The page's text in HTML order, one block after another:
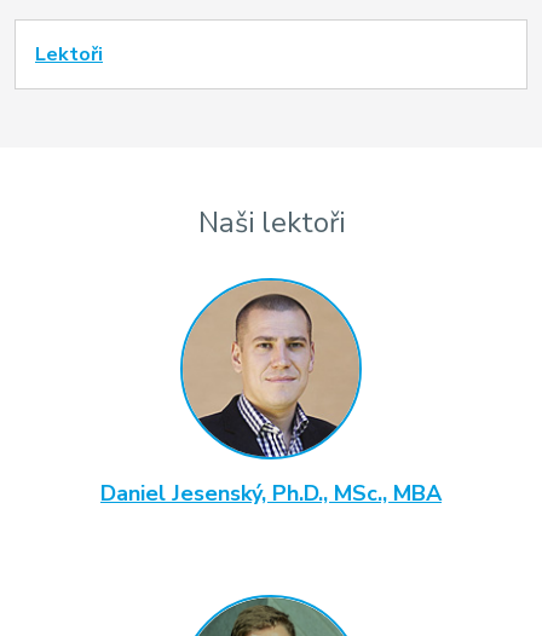
Lektoři
Naši lektoři
Daniel Jesenský, Ph.D., MSc., MBA